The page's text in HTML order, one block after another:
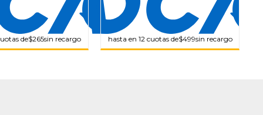
de$265sin recargo hasta en 12 cuotas de$499sin recargo